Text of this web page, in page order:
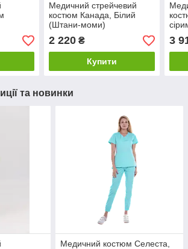
Медичний стрейчевий
костюм Канада, Білий
(Штани-моми)
2 220₴
Купити
3
та новинки
Медичний костюм Селеста,